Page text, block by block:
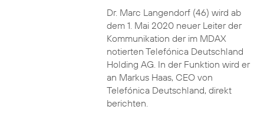
Dr. Marc Langendorf (46) wird ab
dem 1. Mai 2020 neuer Leiter der
Kommunikation der im MDAX
notierten Telefónica Deutschland
Holding AG. In der Funktion wird er
an Markus Haas, CEO von
Telefónica Deutschland, direkt
berichten.